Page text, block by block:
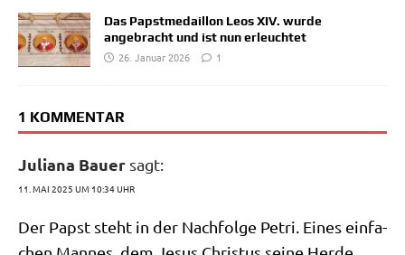
Das Papstmedaillon Leos XIV. wurde
angebracht und ist nun erleuchtet
26. Januar 2026
1
1 KOMMENTAR
Juliana Bauer sagt:
11. MAI 2025 UM 10:34 UHR
Der Papst steht in der Nach­fol­ge Petri. Eines ein­fa­